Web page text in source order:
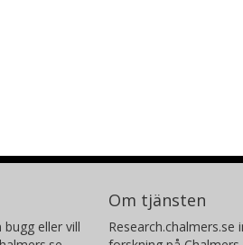
eller vill
Om tjänsten